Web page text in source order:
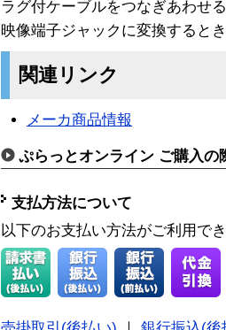
ラグ付ケーブルをつなぎあわせ
映像端子ジャックに変換すると
関連リンク
メーカ商品情報
ぷらっとオンライン ご購入の
支払方法について
以下のお支払い方法がご利用で